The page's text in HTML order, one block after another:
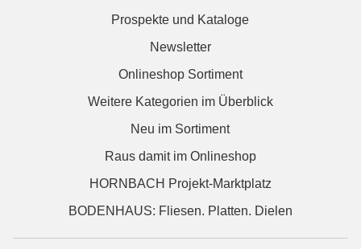
Prospekte und Kataloge
Newsletter
Onlineshop Sortiment
Weitere Kategorien im Überblick
Neu im Sortiment
Raus damit im Onlineshop
HORNBACH Projekt-Marktplatz
BODENHAUS: Fliesen. Platten. Dielen